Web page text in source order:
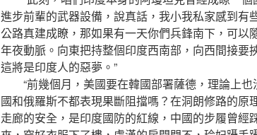
進步前輩的武器設備，說真話，我小我私家感到有
公路真建成瞭，那如果有一天你們兵鋒南下，可以
年夜動脈。向東把持整個印度西南部，向西間接要
這將是印度人的惡夢。”
“前幾個月，美國要在韓國部署薩德，理論上也
國和俄羅斯不都表現果斷阻擋嗎？在洞朗修路的原
走廊的安全，是印度國防的紅線，中國的步履曾經